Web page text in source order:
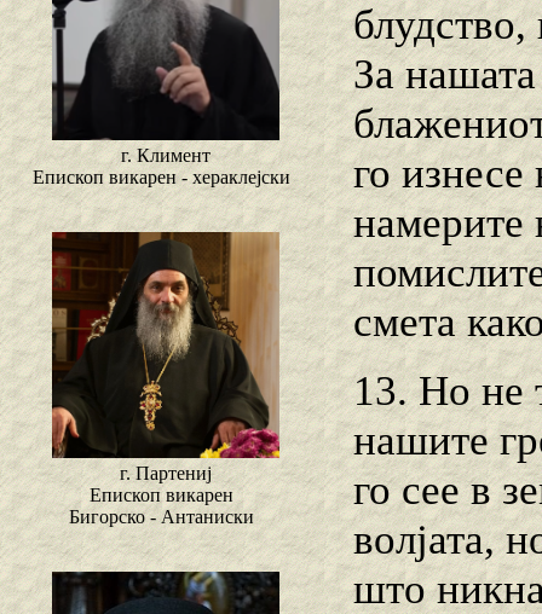
г. Климент
Епископ викарен - хераклејски
г. Партениј
Епископ викарен
Бигорско - Антаниски
блудство,
За
го
намерите
смета
13. Ho не
нашите
го сее в
волјата,
што